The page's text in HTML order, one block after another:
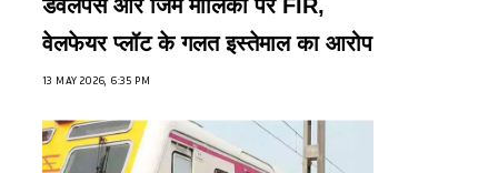
डेवलपर्स और जिम मालिकों पर FIR,
वेलफेयर प्लॉट के गलत इस्तेमाल का आरोप
13 MAY 2026, 6:35 PM